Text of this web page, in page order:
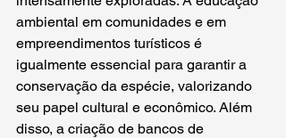
ambiental em comunidades e em
empreendimentos turísticos é
igualmente essencial para garantir a
conservação da espécie, valorizando
seu papel cultural e econômico. Além
disso, a criação de bancos de